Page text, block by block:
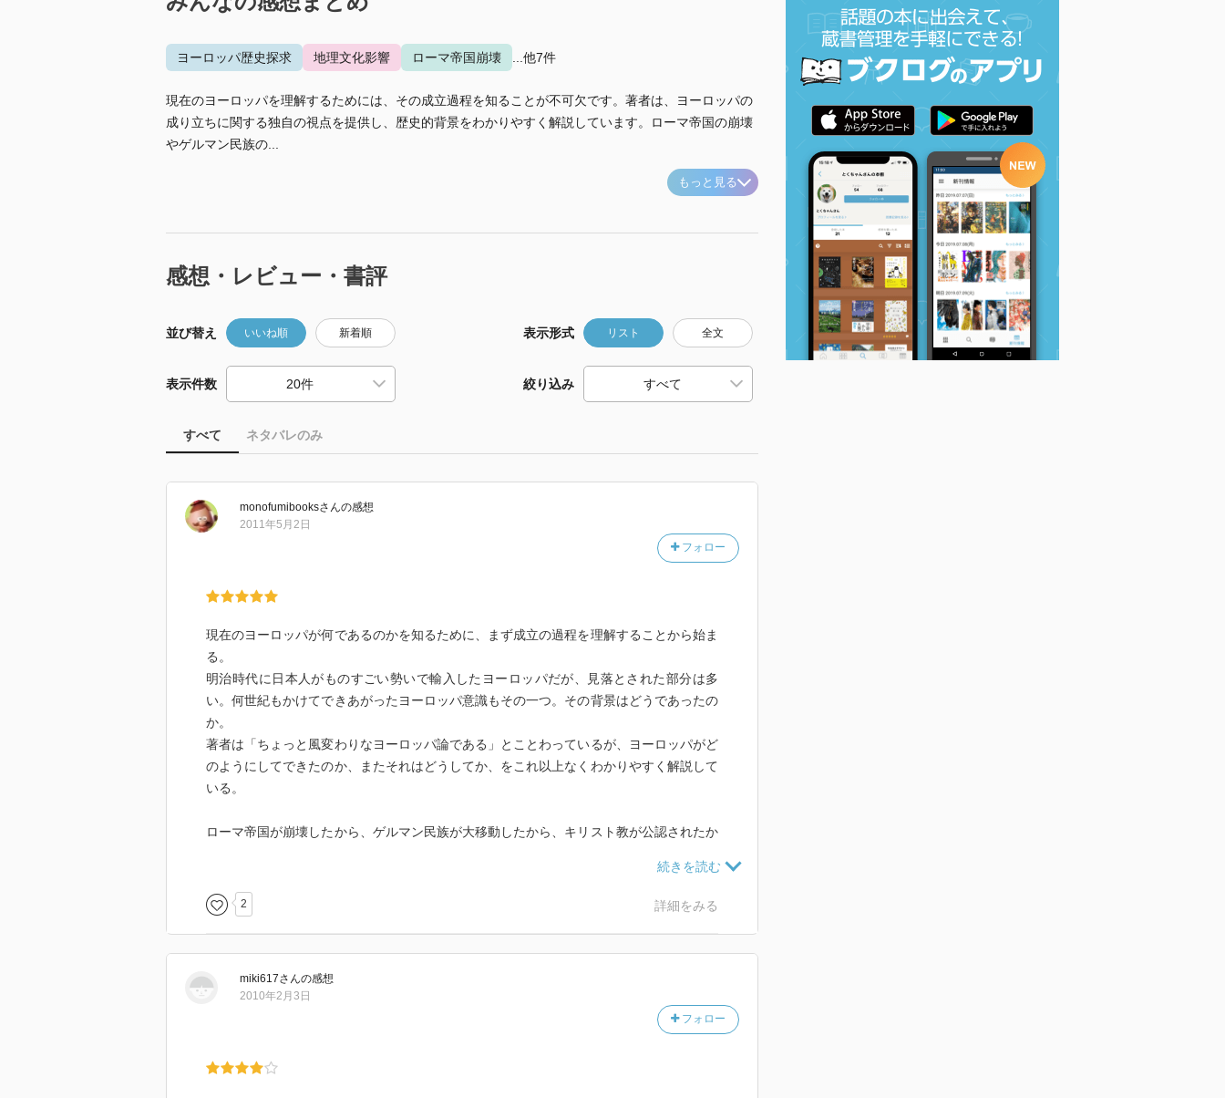
ヨーロッパ歴史探求 地理文化影響 ローマ帝国崩壊 ...他7件
現在のヨーロッパを理解するためには、その成立過程を知ることが不可欠です。著者は、ヨーロッパの
成り立ちに関する独自の視点を提供し、歴史的背景をわかりやすく解説しています。ローマ帝国の崩壊
やゲルマン民族の...
もっと見る
感想・レビュー・書評
並び替え いいね順 新着順 表示形式 リスト 全文
表示件数 絞り込み
すべて ネタバレのみ
monofumibooksさんの感想
フォロー
2011年5月2日
現在のヨーロッパが何であるのかを知るために、まず成立の過程を理解することから始ま
る。
明治時代に日本人がものすごい勢いで輸入したヨーロッパだが、見落とされた部分は多
い。何世紀もかけてできあがったヨーロッパ意識もその一つ。その背景はどうであったの
か。
著者は「ちょっと風変わりなヨーロッパ論である」とことわっているが、ヨーロッパがど
のようにしてできたのか、またそれはどうしてか、をこれ以上なくわかりやすく解説して
いる。
ローマ帝国が崩壊したから、ゲルマン民族が大移動したから、キリスト教が公認されたか
著者の持論に、あぁなるほどとうなずける。
そうじゃないんだ、という驚きもいっぱい、
ヨーロッパを歩くのがまた一段と楽しくなるすばらしい一冊。
2 詳細をみる
miki617さんの感想
フォロー
2010年2月3日